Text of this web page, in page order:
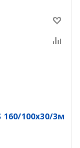
100х30/3м